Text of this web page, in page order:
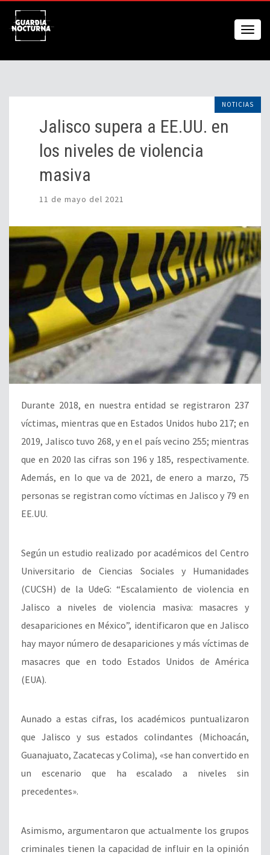
NOTICIAS
Jalisco supera a EE.UU. en
los niveles de violencia
masiva
11 de mayo del 2021
Durante 2018, en nuestra entidad se registraron 237
víctimas, mientras que en Estados Unidos hubo 217; en
2019, Jalisco tuvo 268, y en el país vecino 255; mientras
que en 2020 las cifras son 196 y 185, respectivamente.
Además, en lo que va de 2021, de enero a marzo, 75
personas se registran como víctimas en Jalisco y 79 en
EE.UU.
Según un estudio realizado poracadémicos del Centro
Universitario de Ciencias Sociales y Humanidades
(CUCSH) de la UdeG: “Escalamiento de violencia en
Jalisco a niveles de violencia masiva: masacres y
desapariciones en México”, identificaron que en Jalisco
hay mayor número de desapariciones y más víctimas de
masacres que en todo Estados Unidos de América
(EUA).
Aunado a estas cifras, los académicos puntualizaron
que Jalisco y sus estados colindantes (Michoacán,
Guanajuato, Zacatecas y Colima), «se han convertido en
un escenario que ha escalado a niveles sin
precedentes».
Asimismo, argumentaron que actualmente los grupos
criminales tienen la capacidad de influir en la opinión